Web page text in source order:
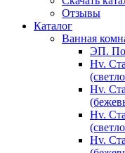
Отзывы
Каталог
Ванная
ЭП.
Hv.
Hv.
Hv.
Hv.